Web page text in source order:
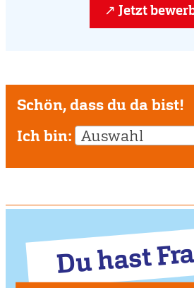
Jetzt
Schön, dass du da bist!
Ich bin: Auswahl
Du hast